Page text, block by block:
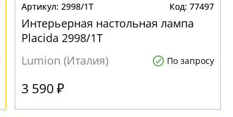
2998/1T 77497
Интерьерная настольная лампа
Placida 2998/1T
Lumion (Италия)
По запросу
3 590 ₽